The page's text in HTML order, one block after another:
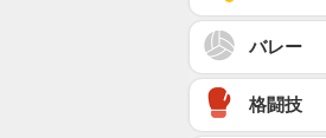
バレー
格闘技